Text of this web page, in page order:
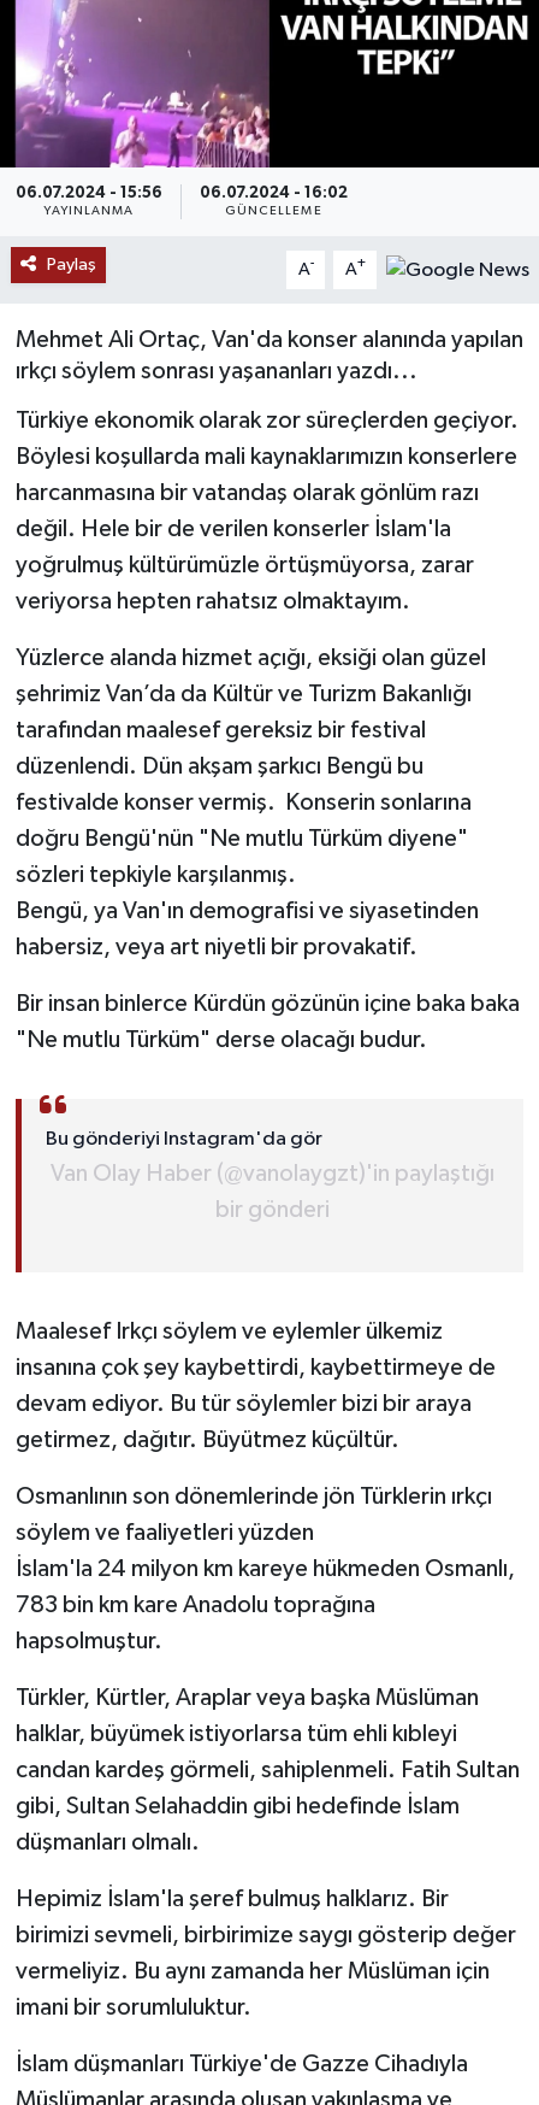
06.07.2024 - 15:56
YAYINLANMA
06.07.2024 - 16:02
GÜNCELLEME
Paylaş A- A+
Mehmet Ali Ortaç, Van'da konser alanında yapılan
ırkçı söylem sonrası yaşananları yazdı...
Türkiye ekonomik olarak zor süreçlerden geçiyor.
Böylesi koşullarda mali kaynaklarımızın konserlere
harcanmasına bir vatandaş olarak gönlüm razı
değil. Hele bir de verilen konserler İslam'la
yoğrulmuş kültürümüzle örtüşmüyorsa, zarar
veriyorsa hepten rahatsız olmaktayım.
Yüzlerce alanda hizmet açığı, eksiği olan güzel
şehrimiz Van’da da Kültür ve Turizm Bakanlığı
tarafından maalesef gereksiz bir festival
düzenlendi. Dün akşam şarkıcı Bengü bu
festivalde konser vermiş. Konserin sonlarına
doğru Bengü'nün "Ne mutlu Türküm diyene"
sözleri tepkiyle karşılanmış.
Bengü, ya Van'ın demografisi ve siyasetinden
habersiz, veya art niyetli bir provakatif.
Bir insan binlerce Kürdün gözünün içine baka baka
"Ne mutlu Türküm" derse olacağı budur.
Bu gönderiyi Instagram'da gör
Van Olay Haber (@vanolaygzt)'in paylaştığı
bir gönderi
Maalesef Irkçı söylem ve eylemler ülkemiz
insanına çok şey kaybettirdi, kaybettirmeye de
devam ediyor. Bu tür söylemler bizi bir araya
getirmez, dağıtır. Büyütmez küçültür.
Osmanlının son dönemlerinde jön Türklerin ırkçı
söylem ve faaliyetleri yüzden
İslam'la 24 milyon km kareye hükmeden Osmanlı,
783 bin km kare Anadolu toprağına
hapsolmuştur.
Türkler, Kürtler, Araplar veya başka Müslüman
halklar, büyümek istiyorlarsa tüm ehli kıbleyi
candan kardeş görmeli, sahiplenmeli. Fatih Sultan
gibi, Sultan Selahaddin gibi hedefinde İslam
düşmanları olmalı.
Hepimiz İslam'la şeref bulmuş halklarız. Bir
birimizi sevmeli, birbirimize saygı gösterip değer
vermeliyiz. Bu aynı zamanda her Müslüman için
imani bir sorumluluktur.
İslam düşmanları Türkiye'de Gazze Cihadıyla
Müslümanlar arasında oluşan yakınlaşma ve
RESMİ İLANLAR